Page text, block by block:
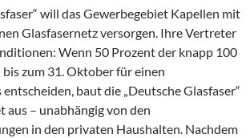
will das Gewerbegebiet Kapellen mit
Glasfasernetz versorgen. Ihre Vertreter
Wenn 50 Prozent der knapp 100
zum 31. Oktober für einen
baut die „Deutsche Glasfaser“
aus – unabhängig von den
in den privaten Haushalten. Nachdem